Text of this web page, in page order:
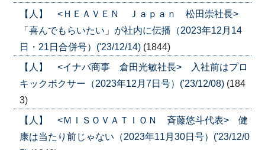
【人】 <ＨＥＡＶＥＮ Ｊａｐａｎ 松田崇社長>
「喜んでもらいたい」が社内に伝播（2023年12月14
日・21日合併号）('23/12/14) (1844)
【人】 <イナバ商事 倉田光敏社長> 入社前はプロ
キックボクサー（2023年12月7日号）('23/12/08) (184
3)
【人】 <ＭＩＳＯＶＡＴＩＯＮ 斉藤悠斗代表> 健
康は当たり前じゃない（2023年11月30日号）('23/12/0